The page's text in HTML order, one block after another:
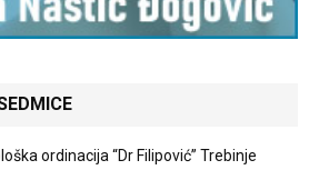
ordinacija “Dr Filipović” Trebinje